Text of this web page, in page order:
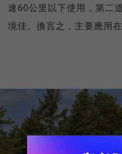
速60公里以下使用，第二
境佳。換言之，主要應用